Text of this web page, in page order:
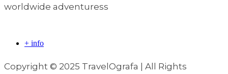
worldwide adventuress
+ info
Copyright © 2025 TravelOgrafa | All Rights